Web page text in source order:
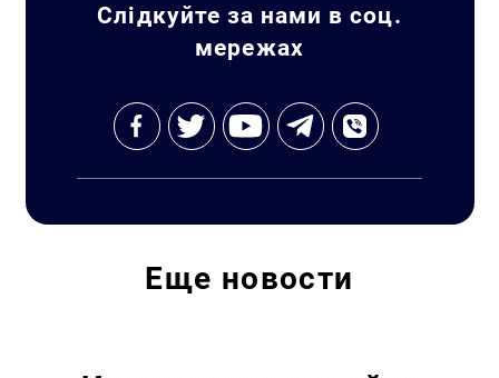
Слідкуйте за нами в соц.
мережах
Еще новости